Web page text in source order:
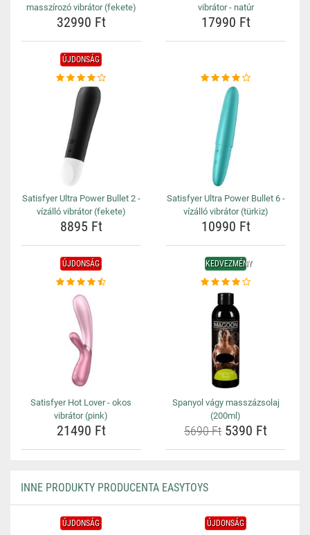
masszírozó vibrátor (fekete)
32990 Ft
vibrátor - natúr
17990 Ft
ÚJDONSÁG
Satisfyer Ultra Power Bullet 2 -
vízálló vibrátor (fekete)
8895 Ft
Satisfyer Ultra Power Bullet 6 -
vízálló vibrátor (türkiz)
10990 Ft
ÚJDONSÁG
Satisfyer Hot Lover - okos
vibrátor (pink)
21490 Ft
KEDVEZMÉNY
Spanyol vágy masszázsolaj
(200ml)
5690 Ft 5390 Ft
INNE PRODUKTY PRODUCENTA EASYTOYS
ÚJDONSÁG ÚJDONSÁG